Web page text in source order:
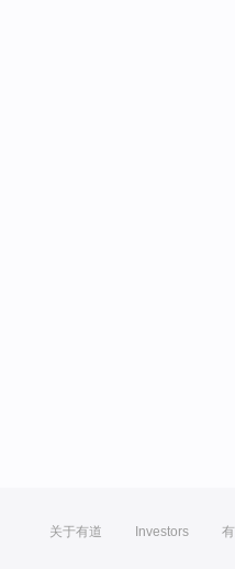
关于有道 Investors